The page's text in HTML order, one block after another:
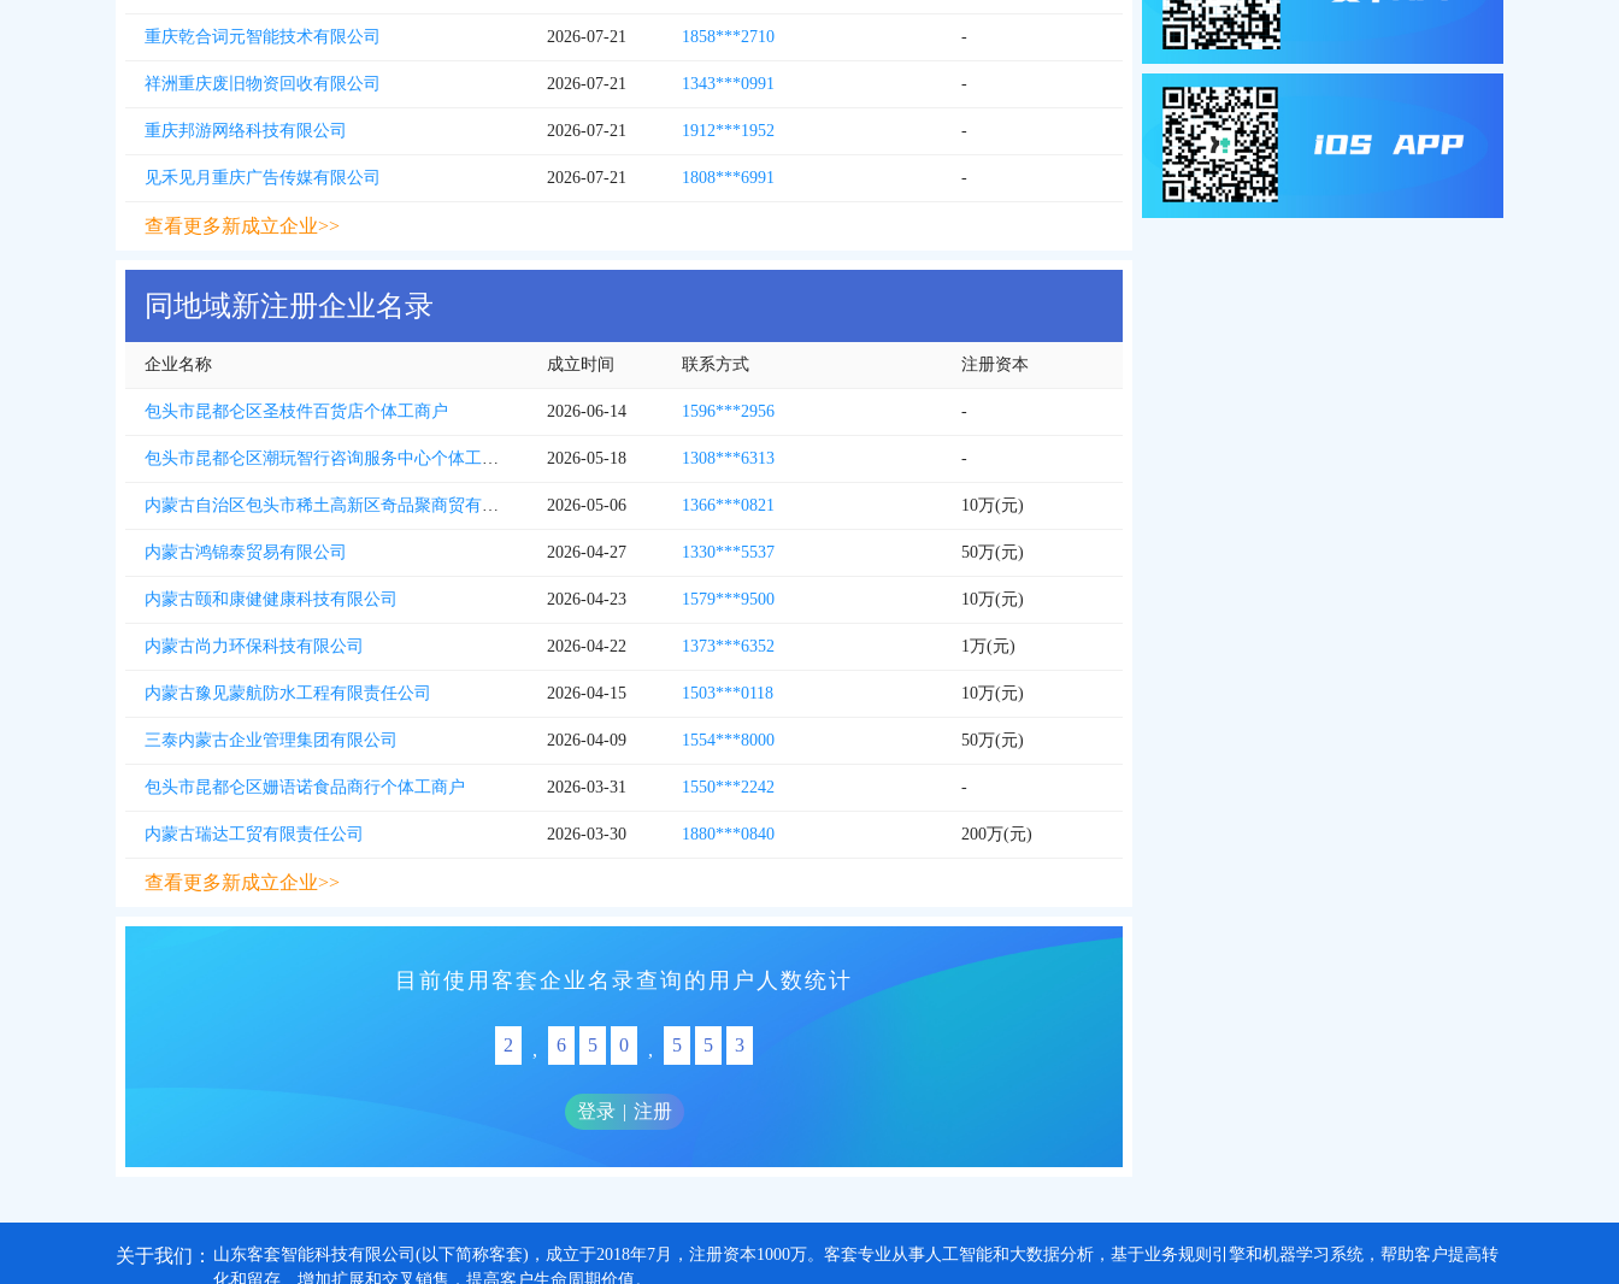
重庆乾合词元智能技术有限公司 2026-07-21 1858***2710 -
祥洲重庆废旧物资回收有限公司 2026-07-21 1343***0991 -
重庆邦游网络科技有限公司 2026-07-21 1912***1952 -
见禾见月重庆广告传媒有限公司 2026-07-21 1808***6991 -
查看更多新成立企业>>
同地域新注册企业名录
企业名称 成立时间 联系方式 注册资本
包头市昆都仑区圣枝件百货店个体工商户 2026-06-14 1596***2956 -
包头市昆都仑区潮玩智行咨询服务中心个体工商户 2026-05-18 1308***6313 -
内蒙古自治区包头市稀土高新区奇品聚商贸有限公司 2026-05-06 1366***0821 10万(元)
内蒙古鸿锦泰贸易有限公司 2026-04-27 1330***5537 50万(元)
内蒙古颐和康健健康科技有限公司 2026-04-23 1579***9500 10万(元)
内蒙古尚力环保科技有限公司 2026-04-22 1373***6352 1万(元)
内蒙古豫见蒙航防水工程有限责任公司 2026-04-15 1503***0118 10万(元)
三泰内蒙古企业管理集团有限公司 2026-04-09 1554***8000 50万(元)
包头市昆都仑区姗语诺食品商行个体工商户 2026-03-31 1550***2242 -
内蒙古瑞达工贸有限责任公司 2026-03-30 1880***0840 200万(元)
查看更多新成立企业>>
目前使用客套企业名录查询的用户人数统计
2 , 6 5 0 , 5 5 3
登录 | 注册
关于我们： 山东客套智能科技有限公司(以下简称客套)，成立于2018年7月，注册资本1000万。客套专业从事人工智能和大数据分析，基于业务规则引擎和机器学习系统，帮助客户提高转
化和留存、增加扩展和交叉销售，提高客户生命周期价值。